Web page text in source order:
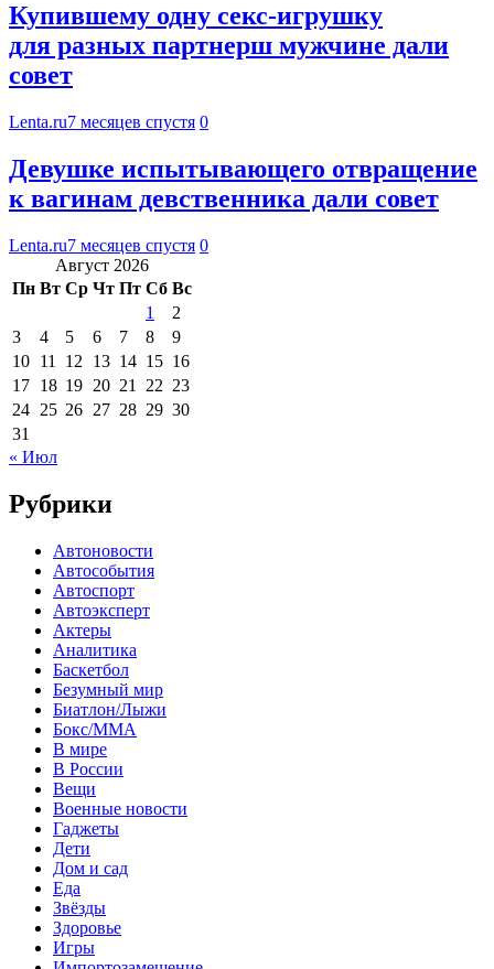
Купившему одну секс-игрушку
для разных партнерш мужчине дали
совет
Lenta.ru7 месяцев спустя 0
Девушке испытывающего отвращение
к вагинам девственника дали совет
Lenta.ru7 месяцев спустя 0
Август 2026
Пн Вт Ср Чт Пт Сб Вс
1
2
3
4 5 6 7 8
9
10 11 12 13 14 15 16
17 18 19 20 21 22 23
24 25 26 27 28 29 30
31
« Июл
Рубрики
Автоновости
Автособытия
Автоспорт
Автоэксперт
Актеры
Аналитика
Баскетбол
Безумный мир
Биатлон/Лыжи
Бокс/MMA
В мире
В России
Вещи
Военные новости
Гаджеты
Дети
Дом и сад
Еда
Звёзды
Здоровье
Игры